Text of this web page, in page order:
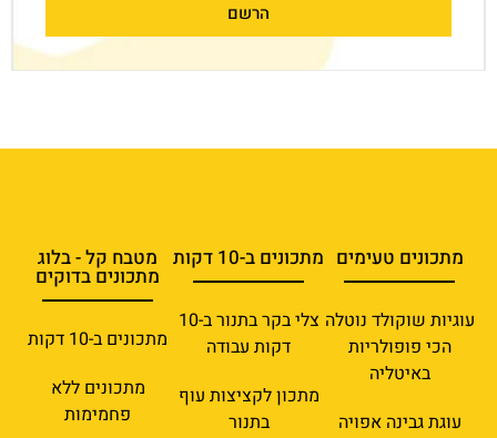
הרשם
מתכונים טעימים
עוגיות שוקולד נוטלה
הכי פופולריות
באיטליה
עוגת גבינה אפויה
מתכונים ב-10 דקות
צלי בקר בתנור ב-10
דקות עבודה
מתכון לקציצות עוף
בתנור
מטבח קל - בלוג
מתכונים בדוקים
מתכונים ב-10 דקות
מתכונים ללא
פחמימות